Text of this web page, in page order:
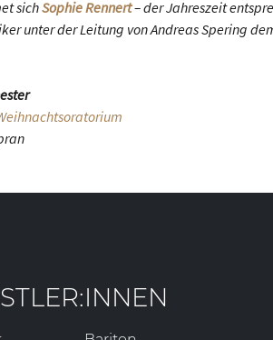
sichSophie Rennert– der Jahreszeit
unter der Leitung von Andreas Spering